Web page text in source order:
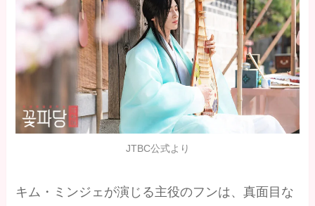
JTBC公式より
キム・ミンジェが演じる主役のフンは、真面目な